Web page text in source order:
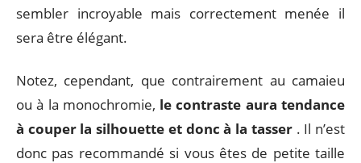
sembler incroyable mais correctement menée il
sera être élégant.
Notez, cependant, que contrairement au camaieu
ou à la monochromie, le contraste aura tendance
à couper la silhouette et donc à la tasser. Il n’est
donc pas recommandé si vous êtes de petite taille